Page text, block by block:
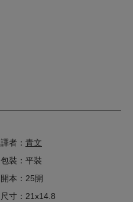
譯者： 青文
包裝：平裝
開本：25開
尺寸：21x14.8